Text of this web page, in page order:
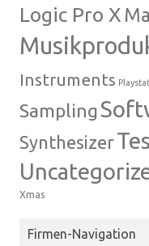
Logic Pro X
Instruments
Sampling
Synthesizer
Xmas
Firmen-Navigation